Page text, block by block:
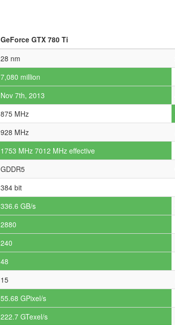
GeForce GTX 780 Ti
28 nm
7,080 million
Nov 7th, 2013
875 MHz
928 MHz
1753 MHz 7012 MHz effective
GDDR5
384 bit
336.6 GB/s
2880
240
48
15
55.68 GPixel/s
222.7 GTexel/s